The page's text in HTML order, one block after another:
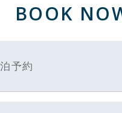
BOOK
予約